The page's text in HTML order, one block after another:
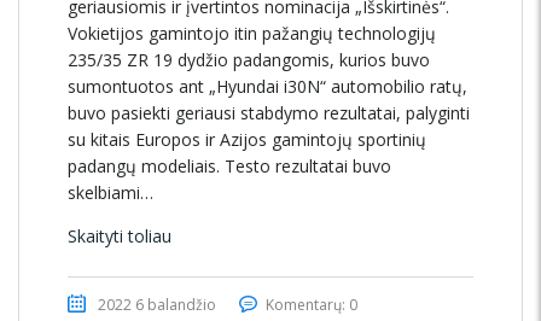
geriausiomis ir įvertintos nominacija „Išskirtinės“.
Vokietijos gamintojo itin pažangių technologijų
235/35 ZR 19 dydžio padangomis, kurios buvo
sumontuotos ant „Hyundai i30N“ automobilio ratų,
buvo pasiekti geriausi stabdymo rezultatai, palyginti
su kitais Europos ir Azijos gamintojų sportinių
padangų modeliais. Testo rezultatai buvo
skelbiami…
Skaityti toliau
2022 6 balandžio Komentarų: 0